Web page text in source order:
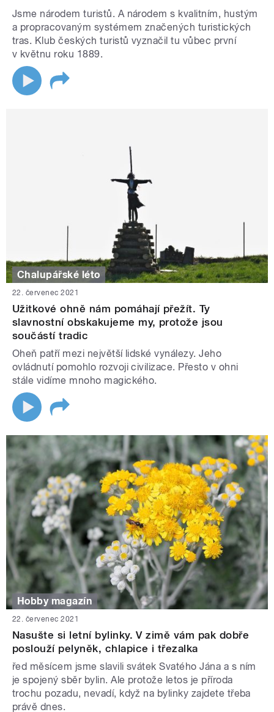
Jsme národem turistů. A národem s kvalitním, hustým
a propracovaným systémem značených turistických
tras. Klub českých turistů vyznačil tu vůbec první
v květnu roku 1889.
Chalupářské léto
22. červenec 2021
Užitkové ohně nám pomáhají přežít. Ty
slavnostní obskakujeme my, protože jsou
součástí tradic
Oheň patří mezi největší lidské vynálezy. Jeho
ovládnutí pomohlo rozvoji civilizace. Přesto v ohni
stále vidíme mnoho magického.
Hobby magazín
22. červenec 2021
Nasušte si letní bylinky. V zimě vám pak dobře
poslouží pelyněk, chlapice i třezalka
řed měsícem jsme slavili svátek Svatého Jána a s ním
je spojený sběr bylin. Ale protože letos je příroda
trochu pozadu, nevadí, když na bylinky zajdete třeba
právě dnes.